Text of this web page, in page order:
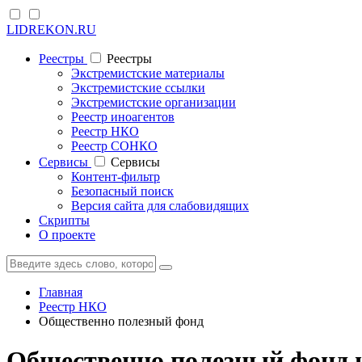
LIDREKON.RU
Реестры
Реестры
Экстремистские материалы
Экстремистские ссылки
Экстремистские организации
Реестр иноагентов
Реестр НКО
Реестр СОНКО
Cервисы
Cервисы
Контент-фильтр
Безопасный поиск
Версия сайта для слабовидящих
Скрипты
О проекте
Главная
Реестр НКО
Общественно полезный фонд